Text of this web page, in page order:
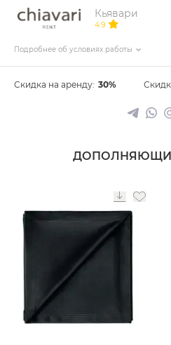
Кьявари
4.9
Подробнее об условиях работы
Скидка на аренду: 30%